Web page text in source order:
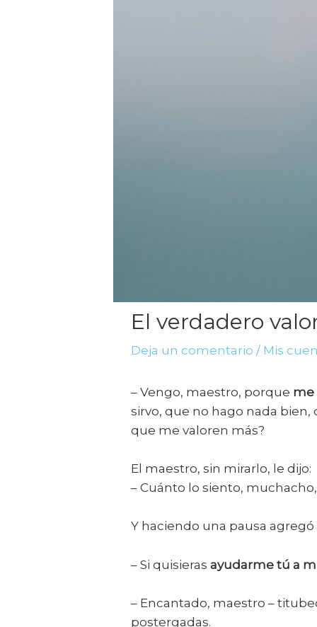
El verdadero
Deja un comentario / Mis
– Vengo, maestro, porque me
sirvo, que no hago nada
que me valoren más?
El maestro, sin mirarlo, le dijo:
– Cuánto lo siento,
Y haciendo una pausa agregó
– Si quisierasayudarme tú a
– Encantado, maestro –
postergadas.